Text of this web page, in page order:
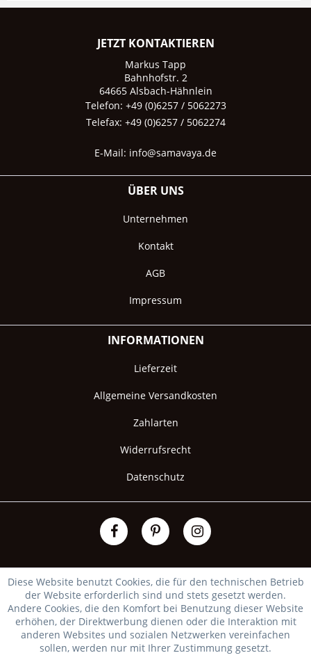
JETZT KONTAKTIEREN
Markus Tapp
Bahnhofstr. 2
64665 Alsbach-Hähnlein
Telefon: +49 (0)6257 / 5062273
Telefax: +49 (0)6257 / 5062274
E-Mail: info@samavaya.de
ÜBER UNS
Unternehmen
Kontakt
AGB
Impressum
INFORMATIONEN
Lieferzeit
Allgemeine Versandkosten
Zahlarten
Widerrufsrecht
Datenschutz
Diese Website benutzt Cookies, die für den technischen Betrieb
der Website erforderlich sind und stets gesetzt werden.
Andere Cookies, die den Komfort bei Benutzung dieser Website
erhöhen, der Direktwerbung dienen oder die Interaktion mit
anderen Websites und sozialen Netzwerken vereinfachen
sollen, werden nur mit Ihrer Zustimmung gesetzt.